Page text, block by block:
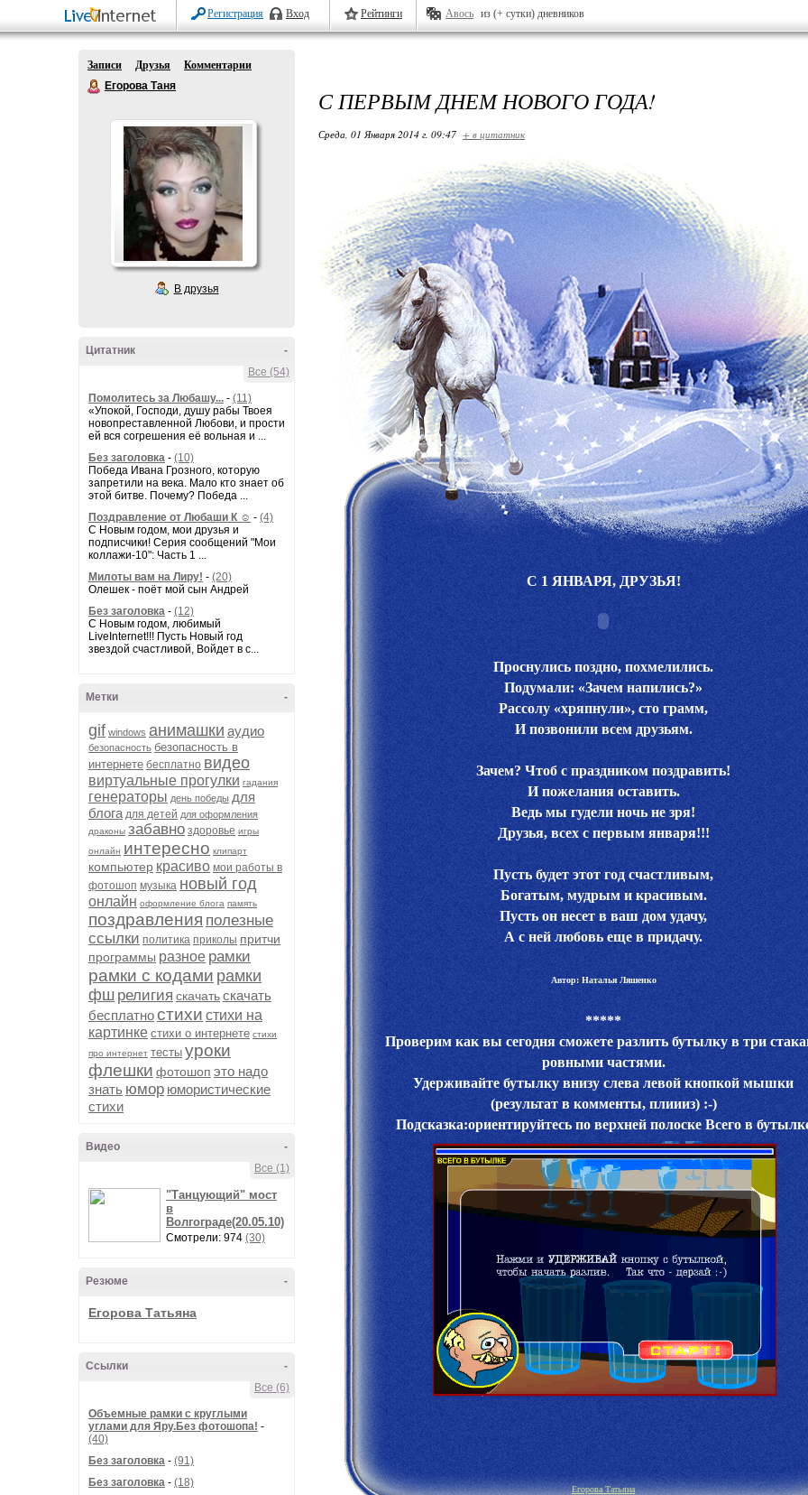
Регистрация Вход Рейтинги Авось из (+ сутки) дневников
Записи Друзья
Комментарии
Егорова Таня
В друзья
-
Цитатник
Все (54)
Помолитесь за Любашу... - (11)
«Упокой, Господи, душу рабы Твоея
новопреставленной Любови, и прости
ей вся согрешения её вольная и ...
Без заголовка - (10)
Победа Ивана Грозного, которую
запретили на века. Мало кто знает об
этой битве. Почему? Победа ...
Поздравление от Любаши К ☺ - (4)
С Новым годом, мои друзья и
подписчики! Серия сообщений "Мои
коллажи-10": Часть 1 ...
Милоты вам на Лиру! - (20)
Олешек - поёт мой сын Андрей
Без заголовка - (12)
С Новым годом, любимый
LiveInternet!!! Пусть Новый год
звездой счастливой, Войдет в с...
-
Метки
gif windows анимашки аудио
безопасность безопасность в
интернете бесплатно видео
виртуальные прогулки гадания
генераторы день победы для
блога для детей для оформления
драконы забавно здоровье игры
онлайн интересно клипарт
компьютер красиво мои работы в
фотошоп музыка новый год
онлайн оформление блога память
поздравления полезные
ссылки политика приколы притчи
программы разное рамки
рамки с кодами рамки
фш религия скачатьскачать
бесплатностихи стихи на
картинке стихи о интернете стихи
про интернет тесты уроки
флешки фотошоп это надо
знать юмор юмористические
стихи
-
Видео
Все (1)
"Танцующий" мост
в
Волгограде(20.05.10)
Смотрели: 974 (30)
-
Резюме
Егорова Татьяна
-
Ссылки
Все (6)
Объемные рамки с круглыми
углами для Яру.Без фотошопа! -
(40)
Без заголовка - (91)
Без заголовка - (18)
С ПЕРВЫМ ДНЕМ НОВОГО ГОДА!
Среда, 01 Января 2014 г. 09:47 + в цитатник
С 1 ЯНВАРЯ, ДРУЗЬЯ!
Проснулись поздно, похмелились.
Подумали: «Зачем напились?»
Рассолу «хряпнули», сто грамм,
И позвонили всем друзьям.
Зачем? Чтоб с праздником поздравить!
И пожелания оставить.
Ведь мы гудели ночь не зря!
Друзья, всех с первым января!!!
Пусть будет этот год счастливым,
Богатым, мудрым и красивым.
Пусть он несет в ваш дом удачу,
А с ней любовь еще в придачу.
Автор: Наталья Ляшенко
*****
Проверим как вы сегодня сможете разлить бутылку в три
ровными частями.
Удерживайте бутылку внизу слева левой кнопкой мышки
(результат в комменты, плиииз) :-)
Подсказка:ориентируйтесь по верхней полоске Всего в
Егорова Татьяна